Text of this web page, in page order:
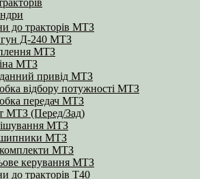
до тракторів МТЗ
Д-240 МТЗ
МТЗ
МТЗ
привід МТЗ
відбору потужності МТЗ
передач МТЗ
МТЗ (Перед/Зад)
МТЗ
МТЗ
МТЗ
керування МТЗ
до тракторів Т40